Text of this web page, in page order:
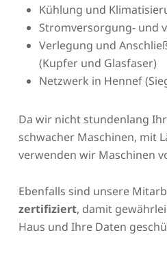
Kühlung und
Stromversorgung- und
Verlegung und
(Kupfer und Glasfaser)
Netzwerk in Hennef
Da wir nicht stundenlang
schwacher Maschinen, mit
verwenden wir Maschinen
Ebenfalls sind unsere
zertifiziert, damit
Haus und Ihre Daten